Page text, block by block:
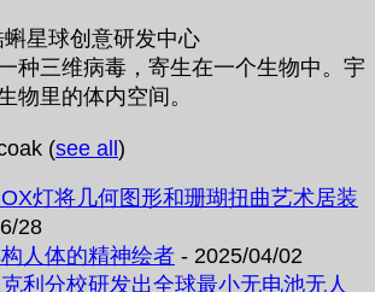
蝌星球创意研发中心
种三维病毒，寄生在一个生物中。宇
物里的体内空间。
(see all)
灯将几何图形和珊瑚扭曲艺术居装
28
人体的精神绘者 - 2025/04/02
利分校研发出全球最小无电池无人